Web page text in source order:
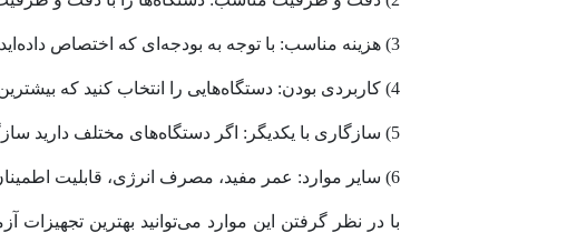
3) هزینه مناسب: با توجه به بودجه‌ای که اختصاص داده‌اید تجهیزاتی را انتخاب کنید که کیفیت مناسبی داشته باشند.
4) کاربردی بودن: دستگاه‌هایی را انتخاب کنید که بیشترین کاربردی بودن را برای آزمایش‌های خاص شما داشته باشند.
5) سازگاری با یکدیگر: اگر دستگاه‌های مختلف دارید سازگاری آنها را با یکدیگر در نظر بگیرید تا بتوانند با یکدیگر همکاری کنند.
6) سایر موارد: عمر مفید، مصرف انرژی، قابلیت اطمینان و خدمات پس از فروش از دیگر معیارهای انتخاب تجهیزات آزمایشگاهی است.
با در نظر گرفتن این موارد می‌توانید بهترین